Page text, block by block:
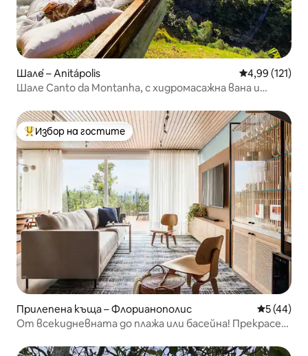
Шале́ – Anitápolis Средна
4,99 (121)
Шале Canto da Montanha, с хидромасажна вана и
Най-популярен избор на гостите
Избор на гостите
Прилепена къща – Флорианополис Средна
5 (44)
От всекидневната до плажа или басейна! Прекрасен